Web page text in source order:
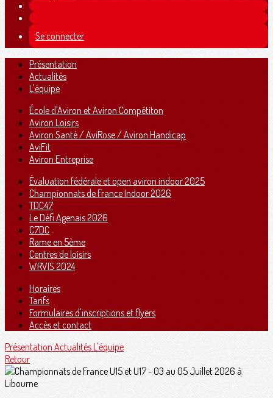
Se connecter
Présentation
Actualités
L'équipe
École d'Aviron et Aviron Compétiton
Aviron Loisirs
Aviron Santé / AviRose / Aviron Handicap
AviFit
Aviron Entreprise
Évaluation fédérale et open aviron indoor 2025
Championnats de France Indoor 2026
TDC47
Le Défi Agenais 2026
C7DC
Rame en 5ème
Centres de loisirs
WRVIS 2024
Horaires
Tarifs
Formulaires d'inscriptions et flyers
Accès et contact
Présentation ActualitésL'équipe
Retour